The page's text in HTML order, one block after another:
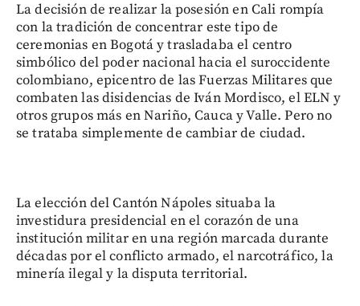
La decisión de realizar la posesión en Cali rompía
con la tradición de concentrar este tipo de
ceremonias en Bogotá y trasladaba el centro
simbólico del poder nacional hacia el suroccidente
colombiano, epicentro de las Fuerzas Militares que
combaten las disidencias de Iván Mordisco, el ELN y
otros grupos más en Nariño, Cauca y Valle. Pero no
se trataba simplemente de cambiar de ciudad.
La elección del Cantón Nápoles situaba la
investidura presidencial en el corazón de una
institución militar en una región marcada durante
décadas por el conflicto armado, el narcotráfico, la
minería ilegal y la disputa territorial.